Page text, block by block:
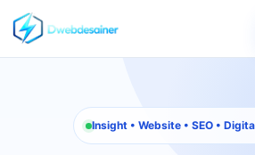
Insight • Website • SEO •